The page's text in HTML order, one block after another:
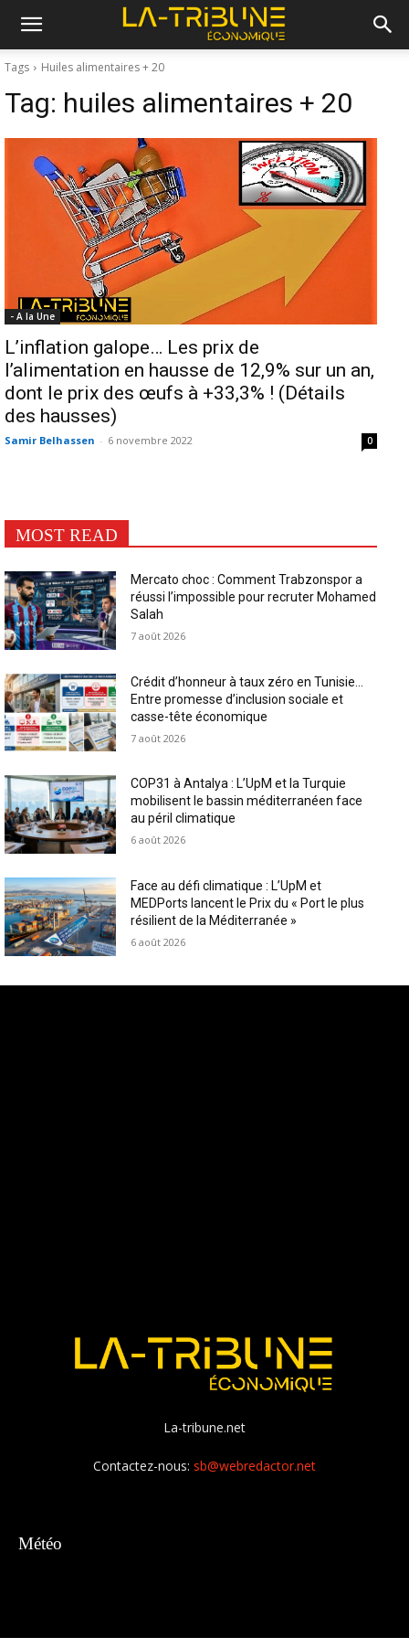
Tags Huiles alimentaires + 20
Tag: huiles alimentaires + 20
- A la Une
L’inflation galope… Les prix de
l’alimentation en hausse de 12,9% sur un an,
dont le prix des œufs à +33,3% ! (Détails
des hausses)
Samir Belhassen - 6 novembre 2022 0
MOST READ
Mercato choc : Comment Trabzonspor a
réussi l’impossible pour recruter Mohamed
Salah
7 août 2026
Crédit d’honneur à taux zéro en Tunisie…
Entre promesse d’inclusion sociale et
casse-tête économique
7 août 2026
COP31 à Antalya : L’UpM et la Turquie
mobilisent le bassin méditerranéen face
au péril climatique
6 août 2026
Face au défi climatique : L’UpM et
MEDPorts lancent le Prix du « Port le plus
résilient de la Méditerranée »
6 août 2026
La-tribune.net
Contactez-nous: sb@webredactor.net
Météo